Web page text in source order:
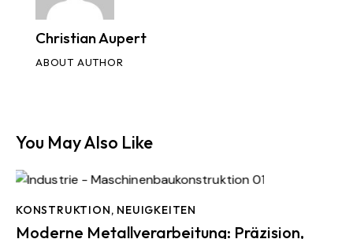
Christian Aupert
ABOUT AUTHOR
You May Also Like
KONSTRUKTION, NEUIGKEITEN
Moderne Metallverarbeitung: Präzision,